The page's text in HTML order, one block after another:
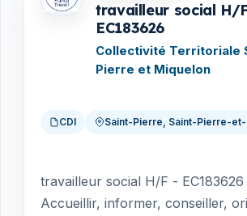
travailleur social H/
EC183626
Collectivité Territoriale
Pierre et Miquelon
CDI Saint-Pierre, Saint-Pierre-
travailleur social H/F - EC183626
Accueillir, informer, conseiller,